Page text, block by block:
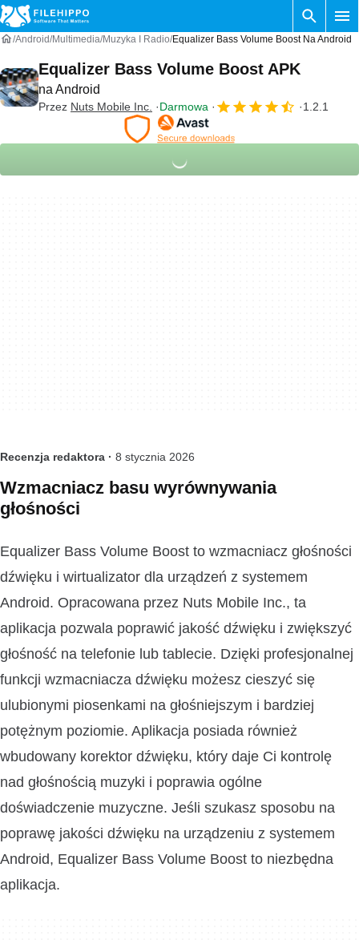
Android Multimedia Muzyka I Radio Equalizer Bass Volume Boost Na Android
Equalizer Bass Volume Boost APK
na Android
Przez Nuts Mobile Inc. Darmowa 1.2.1
Recenzja redaktora · 8 stycznia 2026
Wzmacniacz basu wyrównywania
głośności
Equalizer Bass Volume Boost to wzmacniacz głośności
dźwięku i wirtualizator dla urządzeń z systemem
Android. Opracowana przez Nuts Mobile Inc., ta
aplikacja pozwala poprawić jakość dźwięku i zwiększyć
głośność na telefonie lub tablecie. Dzięki profesjonalnej
funkcji wzmacniacza dźwięku możesz cieszyć się
ulubionymi piosenkami na głośniejszym i bardziej
potężnym poziomie. Aplikacja posiada również
wbudowany korektor dźwięku, który daje Ci kontrolę
nad głośnością muzyki i poprawia ogólne
doświadczenie muzyczne. Jeśli szukasz sposobu na
poprawę jakości dźwięku na urządzeniu z systemem
Android, Equalizer Bass Volume Boost to niezbędna
aplikacja.